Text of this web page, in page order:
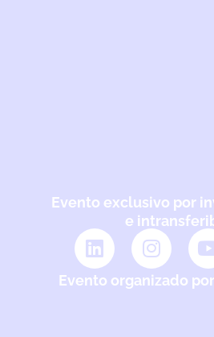
Evento exclusivo por
e
Evento organizado